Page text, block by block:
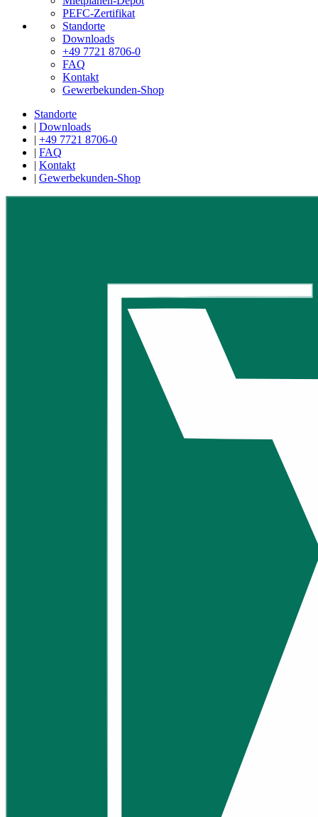
PEFC-Zertifikat
Standorte
Downloads
+49 7721 8706-0
FAQ
Kontakt
Gewerbekunden-Shop
Standorte
| Downloads
| +49 7721 8706-0
| FAQ
| Kontakt
| Gewerbekunden-Shop